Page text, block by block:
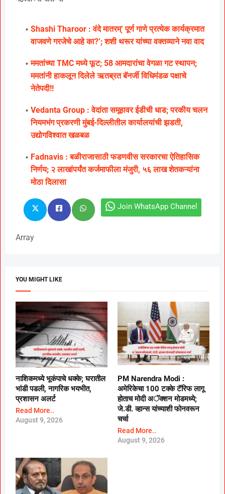
Shashi Tharoor : वंदे मातरम्’ पूर्ण गाणे प्रत्येक कार्यक्रमात
वाजवणे गरजेचे आहे का?’; शशी थरूर यांच्या वक्तव्याने नवा वाद
ममतांच्या TMC मध्ये फूट; 58 आमदारांचा वेगळा गट स्थापन;
ममतांनी हाकलून दिलेले ऋतब्रत बॅनर्जी विधिमंडळ पक्षाचे
नेतेपदी!!
Vedanta Group : वेदांता समूहावर ईडीची धाड; परकीय चलन
नियमभंग प्रकरणी मुंबई-दिल्लीतील कार्यालयांची झडती,
उद्योगविश्वात खळबळ
Fadnavis : बळीराजासाठी फडणवीस सरकारचा ऐतिहासिक
निर्णय; २ लाखांपर्यंत कर्जमाफीला मंजुरी, ५६ लाख शेतकऱ्यांना
मोठा दिलासा
Join WhatsApp Channel
Array
YOU MIGHT LIKE
नाशिकमध्ये भूकंपाचे धक्के; घरातील
भांडी पडली, नागरिक भयभीत,
प्रशासन अलर्ट
Read More..
August 9, 2026
PM Narendra Modi :
अमेरिकेचा 100 टक्के टॅरिफ लागू
होताच मोदी अॅक्शन मोडमध्ये;
जे.डी. व्हान्स यांच्याशी फोनवरून
चर्चा
Read More..
August 9, 2026